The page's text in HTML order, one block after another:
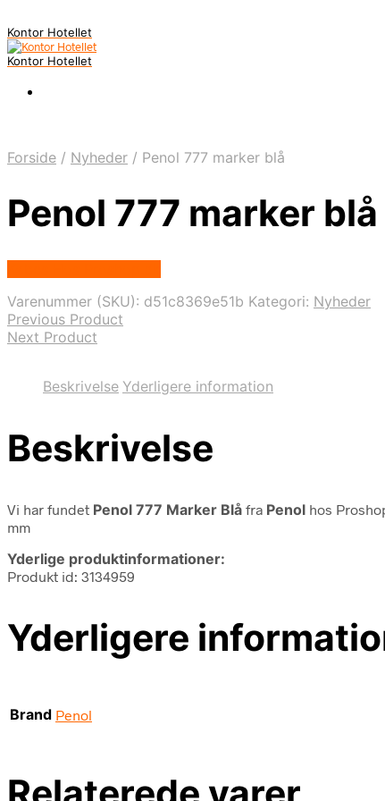
Kontor Hotellet
Kontor Hotellet
Forside / Nyheder / Penol 777 marker blå
Penol 777 marker blå
Varenummer (SKU): d51c8369e51b Kategori: Nyheder
Previous Product
Next Product
Beskrivelse Yderligere information
Beskrivelse
Vi har fundet Penol 777 Marker Blå fra Penol hos
mm
Yderlige produktinformationer:
Produkt id: 3134959
Yderligere
Brand Penol